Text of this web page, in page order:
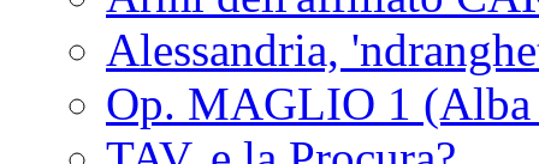
Alessandria,
Op. MAGLIO 1 (Alba